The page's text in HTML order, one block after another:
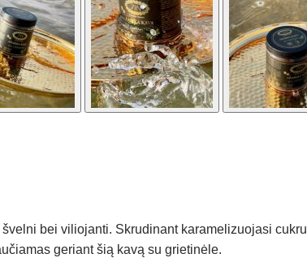
bei viliojanti. Skrudinant karamelizuojasi
geriant šią kavą su grietinėle.